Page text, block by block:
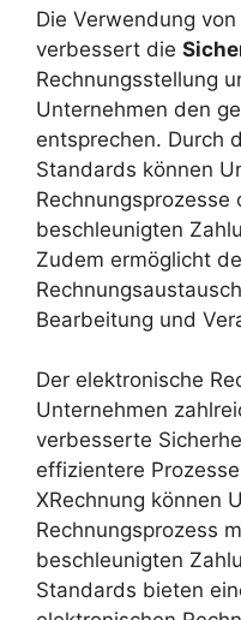
Die Verwendung von
verbessert die
Rechnungsstellung
Unternehmen den
entsprechen. Durch
Standards können
beschleunigten
Zudem ermöglicht
Bearbeitung und
Der elektronische
Unternehmen
verbesserte
effizientere
XRechnung können
Rechnungsprozess
beschleunigten
Standards bieten